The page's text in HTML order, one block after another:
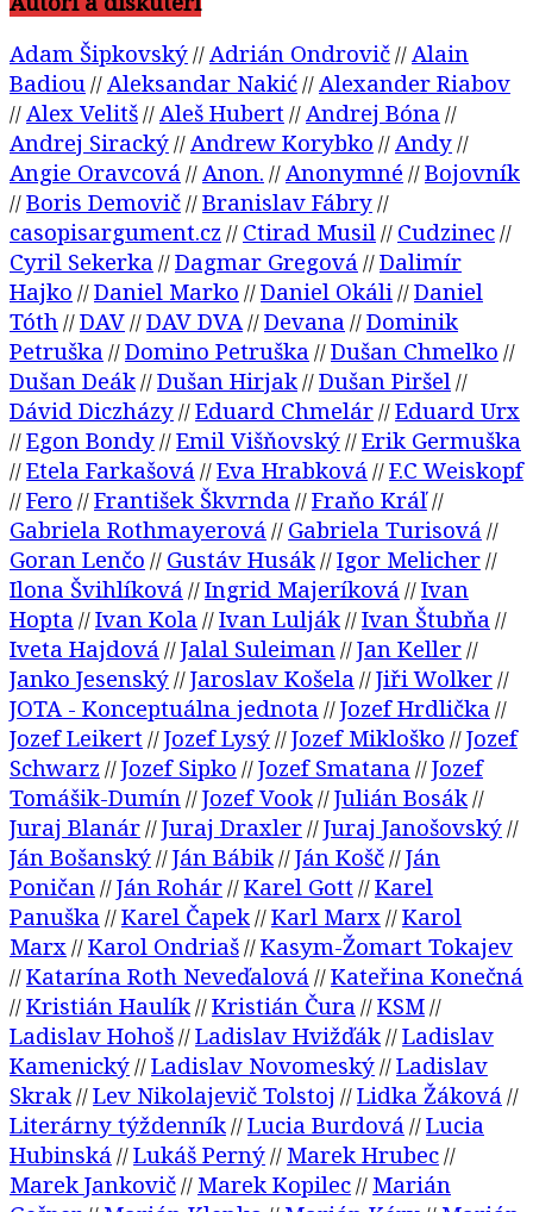
Adam Šipkovský//Adrián Ondrovič//Alain
Badiou//Aleksandar Nakić//Alexander Riabov
//Alex Velitš//Aleš Hubert//Andrej Bóna //
Andrej Siracký//Andrew Korybko //Andy//
Angie Oravcová //Anon. //Anonymné //Bojovník
//Boris Demovič//Branislav Fábry//
casopisargument.cz // Ctirad Musil// Cudzinec//
Cyril Sekerka //Dagmar Gregová //Dalimír
Hajko //Daniel Marko //Daniel Okáli//Daniel
Tóth//DAV//DAV DVA//Devana //Dominik
Petruška //Domino Petruška //Dušan Chmelko //
Dušan Deák//Dušan Hirjak//Dušan Piršel//
Dávid Diczházy//Eduard Chmelár//Eduard Urx
//Egon Bondy//Emil Višňovský//Erik Germuška
//Etela Farkašová //Eva Hrabková //F.C Weiskopf
//Fero //František Škvrnda //Fraňo Kráľ//
Gabriela Rothmayerová // Gabriela Turisová //
Goran Lenčo // Gustáv Husák//Igor Melicher//
Ilona Švihlíková //Ingrid Majeríková //Ivan
Hopta //Ivan Kola //Ivan Lulják//Ivan Štubňa //
Iveta Hajdová //Jalal Suleiman//Jan Keller//
Janko Jesenský//Jaroslav Košela //Jiři Wolker//
JOTA - Konceptuálna jednota //Jozef Hrdlička //
Jozef Leikert//Jozef Lysý//Jozef Mikloško //Jozef
Schwarz //Jozef Sipko //Jozef Smatana //Jozef
Tomášik-Dumín//Jozef Vook//Julián Bosák//
Juraj Blanár//Juraj Draxler//Juraj Janošovský//
Ján Bošanský//Ján Bábik//Ján Košč//Ján
Poničan//Ján Rohár//Karel Gott//Karel
Panuška //Karel Čapek//Karl Marx//Karol
Marx//Karol Ondriaš//Kasym-Žomart Tokajev
//Katarína Roth Neveďalová //Kateřina Konečná
//Kristián Haulík//Kristián Čura //KSM//
Ladislav Hohoš//Ladislav Hvižďák//Ladislav
Kamenický//Ladislav Novomeský//Ladislav
Skrak//Lev Nikolajevič Tolstoj //Lidka Žáková //
Literárny týždenník//Lucia Burdová //Lucia
Hubinská //Lukáš Perný// Marek Hrubec//
Marek Jankovič// Marek Kopilec// Marián